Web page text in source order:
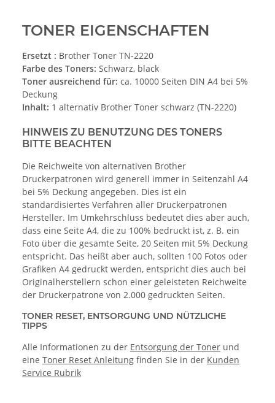
TONER EIGENSCHAFTEN
Ersetzt : Brother Toner TN-2220
Farbe des Toners: Schwarz, black
Toner ausreichend für: ca. 10000 Seiten DIN A4 bei 5%
Deckung
Inhalt: 1 alternativ Brother Toner schwarz (TN-2220)
HINWEIS ZU BENUTZUNG DES TONERS
BITTE BEACHTEN
Die Reichweite von alternativen Brother
Druckerpatronen wird generell immer in Seitenzahl A4
bei 5% Deckung angegeben. Dies ist ein
standardisiertes Verfahren aller Druckerpatronen
Hersteller. Im Umkehrschluss bedeutet dies aber auch,
dass eine Seite A4, die zu 100% bedruckt ist, z. B. ein
Foto über die gesamte Seite, 20 Seiten mit 5% Deckung
entspricht. Das heißt aber auch, sollten 100 Fotos oder
Grafiken A4 gedruckt werden, entspricht dies auch bei
Originalherstellern schon einer geleisteten Reichweite
der Druckerpatrone von 2.000 gedruckten Seiten.
TONER RESET, ENTSORGUNG UND NÜTZLICHE
TIPPS
Alle Informationen zu der Entsorgung der Toner und
eine Toner Reset Anleitung finden Sie in der Kunden
Service Rubrik